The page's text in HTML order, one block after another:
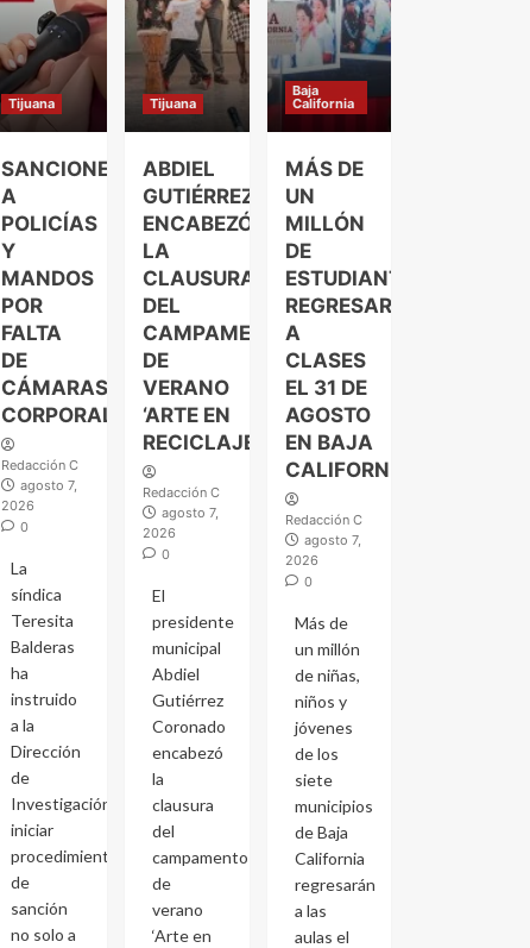
Tijuana
SANCIONES
A
POLICÍAS
Y
MANDOS
POR
FALTA
DE
CÁMARAS
CORPORALES
Redacción C
agosto 7,
2026
0
La
síndica
Teresita
Balderas
ha
instruido
a la
Dirección
de
Investigación
iniciar
procedimientos
de
sanción
no solo a
Tijuana
ABDIEL
GUTIÉRREZ
ENCABEZÓ
LA
CLAUSURA
DEL
CAMPAMENTO
DE
VERANO
‘ARTE EN
RECICLAJE’
Redacción C
agosto 7,
2026
0
El
presidente
municipal
Abdiel
Gutiérrez
Coronado
encabezó
la
clausura
del
campamento
de
verano
‘Arte en
Baja
California
MÁS DE
UN
MILLÓN
DE
ESTUDIANTES
REGRESARÁN
A
CLASES
EL 31 DE
AGOSTO
EN BAJA
CALIFORNIA
Redacción C
agosto 7,
2026
0
Más de
un millón
de niñas,
niños y
jóvenes
de los
siete
municipios
de Baja
California
regresarán
a las
aulas el